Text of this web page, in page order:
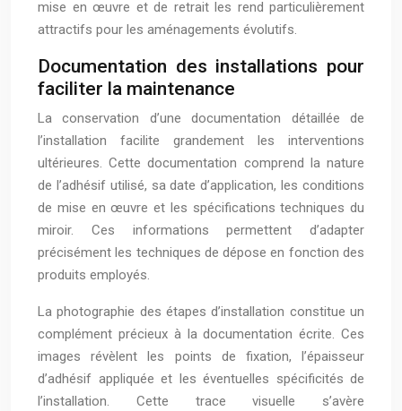
mise en œuvre et de retrait les rend particulièrement
attractifs pour les aménagements évolutifs.
Documentation des installations pour
faciliter la maintenance
La conservation d’une documentation détaillée de
l’installation facilite grandement les interventions
ultérieures. Cette documentation comprend la nature
de l’adhésif utilisé, sa date d’application, les conditions
de mise en œuvre et les spécifications techniques du
miroir. Ces informations permettent d’adapter
précisément les techniques de dépose en fonction des
produits employés.
La photographie des étapes d’installation constitue un
complément précieux à la documentation écrite. Ces
images révèlent les points de fixation, l’épaisseur
d’adhésif appliquée et les éventuelles spécificités de
l’installation. Cette trace visuelle s’avère